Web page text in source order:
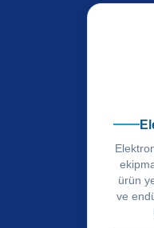
ürün
ve